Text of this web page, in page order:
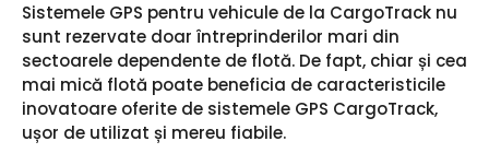
Sistemele GPS pentru vehicule de la CargoTrack nu
sunt rezervate doar întreprinderilor mari din
sectoarele dependente de flotă. De fapt, chiar și cea
mai mică flotă poate beneficia de caracteristicile
inovatoare oferite de sistemele GPS CargoTrack,
ușor de utilizat și mereu fiabile.